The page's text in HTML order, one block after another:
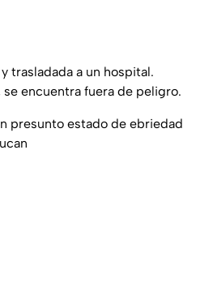
trasladada a un hospital.
encuentra fuera de peligro.
presunto estado de ebriedad